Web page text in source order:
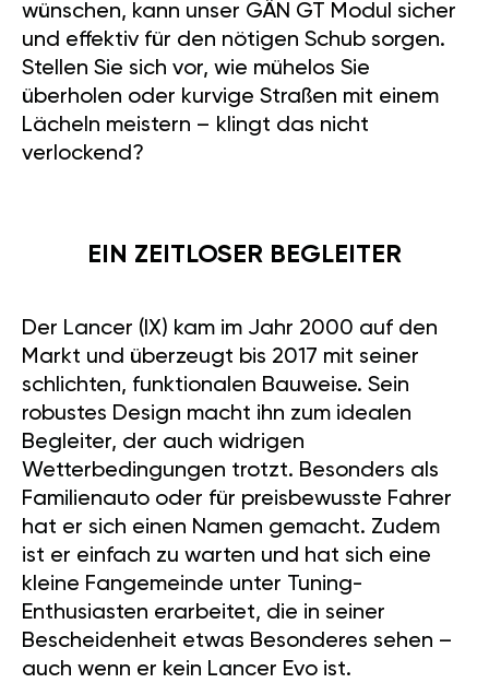
wünschen, kann unser GÄN GT Modul sicher
und effektiv für den nötigen Schub sorgen.
Stellen Sie sich vor, wie mühelos Sie
überholen oder kurvige Straßen mit einem
Lächeln meistern – klingt das nicht
verlockend?
EIN ZEITLOSER BEGLEITER
Der Lancer (IX) kam im Jahr 2000 auf den
Markt und überzeugt bis 2017 mit seiner
schlichten, funktionalen Bauweise. Sein
robustes Design macht ihn zum idealen
Begleiter, der auch widrigen
Wetterbedingungen trotzt. Besonders als
Familienauto oder für preisbewusste Fahrer
hat er sich einen Namen gemacht. Zudem
ist er einfach zu warten und hat sich eine
kleine Fangemeinde unter Tuning-
Enthusiasten erarbeitet, die in seiner
Bescheidenheit etwas Besonderes sehen –
auch wenn er kein Lancer Evo ist.